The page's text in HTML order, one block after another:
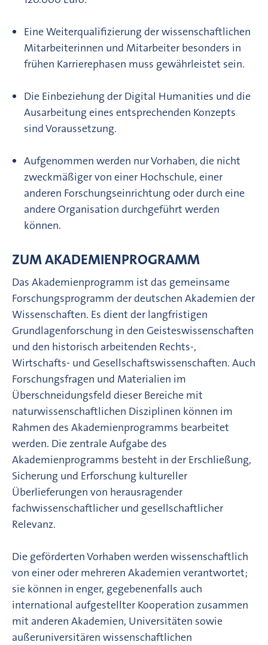
Eine Weiterqualifizierung der wissenschaftlichen
Mitarbeiterinnen und Mitarbeiter besonders in
frühen Karrierephasen muss gewährleistet sein.
Die Einbeziehung der Digital Humanities und die
Ausarbeitung eines entsprechenden Konzepts
sind Voraussetzung.
Aufgenommen werden nur Vorhaben, die nicht
zweckmäßiger von einer Hochschule, einer
anderen Forschungseinrichtung oder durch eine
andere Organisation durchgeführt werden
können.
ZUM AKADEMIENPROGRAMM
Das Akademienprogramm ist das gemeinsame
Forschungsprogramm der deutschen Akademien der
Wissenschaften. Es dient der langfristigen
Grundlagenforschung in den Geisteswissenschaften
und den historisch arbeitenden Rechts-,
Wirtschafts- und Gesellschaftswissenschaften. Auch
Forschungsfragen und Materialien im
Überschneidungsfeld dieser Bereiche mit
naturwissenschaftlichen Disziplinen können im
Rahmen des Akademienprogramms bearbeitet
werden. Die zentrale Aufgabe des
Akademienprogramms besteht in der Erschließung,
Sicherung und Erforschung kultureller
Überlieferungen von herausragender
fachwissenschaftlicher und gesellschaftlicher
Relevanz.
Die geförderten Vorhaben werden wissenschaftlich
von einer oder mehreren Akademien verantwortet;
sie können in enger, gegebenenfalls auch
international aufgestellter Kooperation zusammen
mit anderen Akademien, Universitäten sowie
außeruniversitären wissenschaftlichen